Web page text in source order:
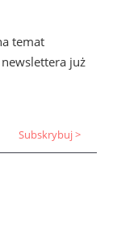
temat
już